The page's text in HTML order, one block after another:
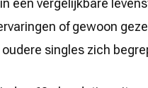
een vergelijkbare
of gewoon
singles zich